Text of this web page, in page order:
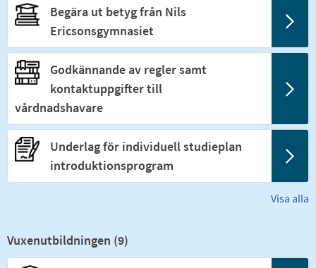
Begära ut betyg från Nils
Ericsonsgymnasiet
Godkännande av regler samt
kontaktuppgifter till
vårdnadshavare
Underlag för individuell studieplan
introduktionsprogram
Visa alla
Vuxenutbildningen (9)